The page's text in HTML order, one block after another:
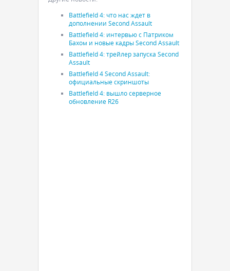
Battlefield 4: что нас ждет в
дополнении Second Assault
Battlefield 4: интервью с Патриком
Бахом и новые кадры Second Assault
Battlefield 4: трейлер запуска Second
Assault
Battlefield 4 Second Assault:
официальные скриншоты
Battlefield 4: вышло серверное
обновление R26